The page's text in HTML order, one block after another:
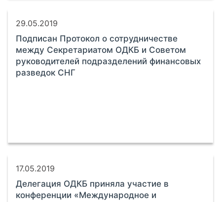
29.05.2019
Подписан Протокол о сотрудничестве
между Секретариатом ОДКБ и Советом
руководителей подразделений финансовых
разведок СНГ
17.05.2019
Делегация ОДКБ приняла участие в
конференции «Международное и